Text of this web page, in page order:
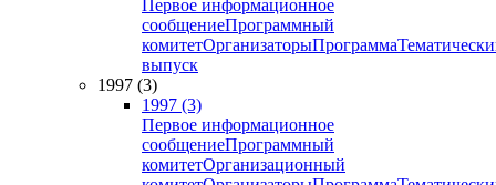
Первое информационное
сообщениеПрограммный
комитетОрганизаторыПрограмма
выпуск
1997 (3)
1997 (3)
Первое информационное
сообщениеПрограммный
комитетОрганизационный